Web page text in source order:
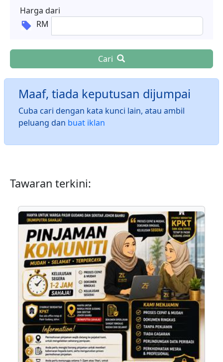
Harga dari
RM
Cari
Maaf, tiada keputusan dijumpai
Cuba cari dengan kata kunci lain, atau ambil
peluang dan buat iklan
Tawaran terkini: